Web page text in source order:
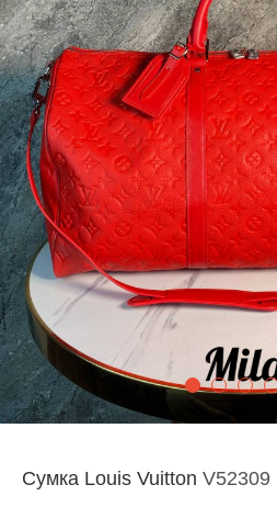
Сумка Louis Vuitton V52309